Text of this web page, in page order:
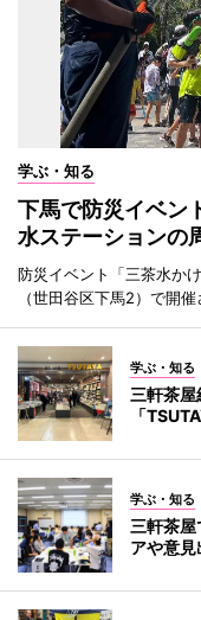
学ぶ・知る
下馬で防災イベ
水ステーションの
防災イベント「三茶水か
（世田谷区下馬2）で開催
学ぶ・知る
三軒茶
「
学ぶ・知る
三軒茶
アや意見